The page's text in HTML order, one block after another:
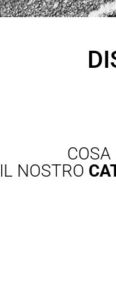
COSA
IL NOSTRO